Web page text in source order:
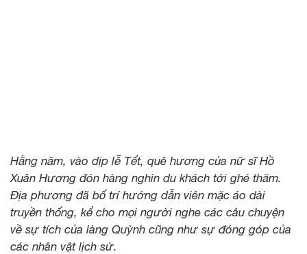
Hằng năm, vào dịp lễ Tết, quê hương của nữ sĩ Hồ
Xuân Hương đón hàng nghìn du khách tới ghé thăm.
Địa phương đã bố trí hướng dẫn viên mặc áo dài
truyền thống, kể cho mọi người nghe các câu chuyện
về sự tích của làng Quỳnh cũng như sự đóng góp của
các nhân vật lịch sử.